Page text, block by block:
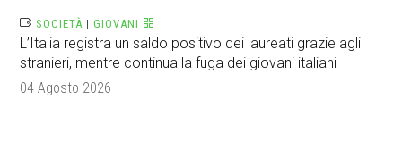
SOCIETÀ |GIOVANI
L’Italia registra un saldo positivo dei laureati grazie agli
stranieri, mentre continua la fuga dei giovani italiani
04 Agosto 2026